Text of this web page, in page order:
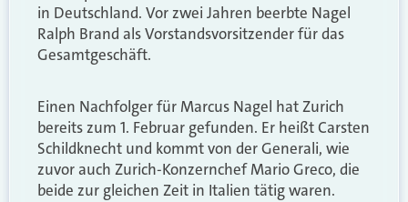
in Deutschland. Vor zwei Jahren beerbte Nagel
Ralph Brand als Vorstandsvorsitzender für das
Gesamtgeschäft.
Einen Nachfolger für Marcus Nagel hat Zurich
bereits zum 1. Februar gefunden. Er heißt Carsten
Schildknecht und kommt von der Generali, wie
zuvor auch Zurich-Konzernchef Mario Greco, die
beide zur gleichen Zeit in Italien tätig waren.